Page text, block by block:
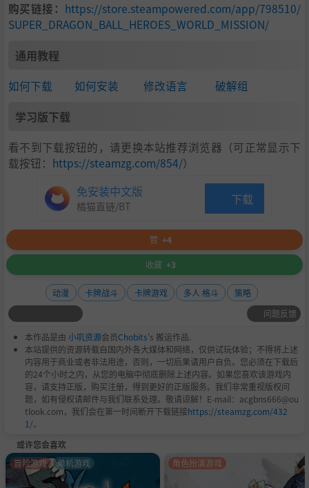
购买链接： https://store.steampowered.com/app/798510/
SUPER_DRAGON_BALL_HEROES_WORLD_MISSION/
通用教程
如何下载 如何安装 修改语言 破解组
学习版下载
看不到下载按钮的，请更换本站推荐浏览器（可正常显示下
载按钮： https://steamzg.com/854/）
免安装中文版
橘猫直链/BT 下载
赞 +4
收藏 +3
动漫 卡牌战斗 卡牌游戏 多人 格斗
策略
问题反馈
本作品是由 小叽资源会员Chobits's 搬运作品.
本站提供的资源转载自国内外各大媒体和网络，仅供试玩体验；不得将上述
内容用于商业或者非法用途，否则，一切后果请用户自负。您必须在下载后
的24个小时之内，从您的电脑中彻底删除上述内容。如果您喜欢该游戏内
容，请支持正版，购买注册，得到更好的正版服务。我们非常重视版权问
题，如有侵权请邮件与我们联系处理。敬请谅解！E-mail：acgbns666@ou
tlook.com，我们会在第一时间断开下载链接https://steamzg.com/432
1/。
或许您会喜欢
冒险游戏 单机游戏 角色扮演游戏